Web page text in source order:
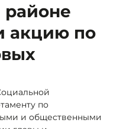
акцию по
по
и общественными